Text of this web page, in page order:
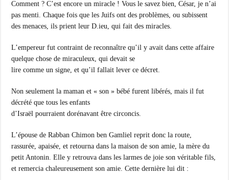
Comment ? C’est encore un miracle ! Vous le savez bien, César, je n’ai
pas menti. Chaque fois que les Juifs ont des problèmes, ou subissent
des menaces, ils prient leur D.ieu, qui fait des miracles.
L’empereur fut contraint de reconnaître qu’il y avait dans cette affaire
quelque chose de miraculeux, qui devait se
lire comme un signe, et qu’il fallait lever ce décret.
Non seulement la maman et « son » bébé furent libérés, mais il fut
décrété que tous les enfants
d’Israël pourraient dorénavant être circoncis.
L’épouse de Rabban Chimon ben Gamliel reprit donc la route,
rassurée, apaisée, et retourna dans la maison de son amie, la mère du
petit Antonin. Elle y retrouva dans les larmes de joie son véritable fils,
et remercia chaleureusement son amie. Cette dernière lui dit :